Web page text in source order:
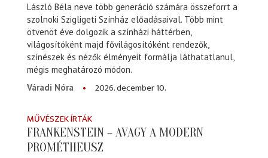
László Béla neve több generáció számára összeforrt a
szolnoki Szigligeti Színház előadásaival. Több mint
ötvenöt éve dolgozik a színházi háttérben,
világosítóként majd fővilágosítóként rendezők,
színészek és nézők élményeit formálja láthatatlanul,
mégis meghatározó módon.
Váradi Nóra
2026. december 10.
MŰVÉSZEK ÍRTÁK
FRANKENSTEIN – AVAGY A MODERN
PROMÉTHEUSZ